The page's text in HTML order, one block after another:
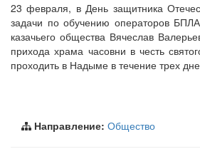
23 февраля, в День защитника
задачи по обучению операторов
казачьего общества Вячеслав
прихода храма часовни в честь
проходить в Надыме в течение трех
Направление: Общество